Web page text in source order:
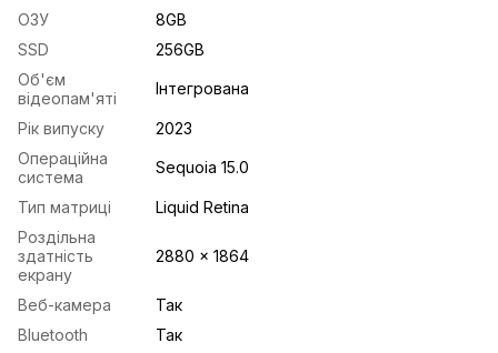
ОЗУ
8GB
SSD
256GB
Об'єм
відеопам'яті
Інтегрована
Рік випуску
2023
Операційна
система
Sequoia 15.0
Тип матриці
Liquid Retina
Роздільна
здатність
екрану
2880 x 1864
Веб-камера
Так
Bluetooth
Так